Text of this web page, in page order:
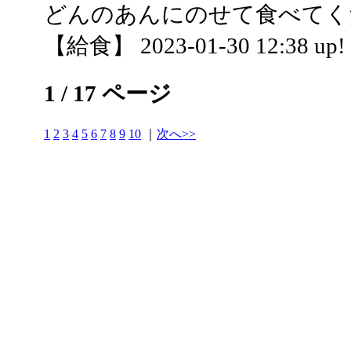
どんのあんにのせて食べて
【給食】 2023-01-30 12:38 up!
1 / 17 ページ
1 2 3 4 5 6 7 8 9 10 次へ>>